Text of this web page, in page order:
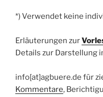
*) Verwendet keine
Erläuterungen zur
Details zur Darstellung
info[at]agbuere.de für
Kommentare,